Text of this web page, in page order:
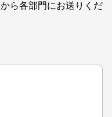
から各部門にお送りくだ